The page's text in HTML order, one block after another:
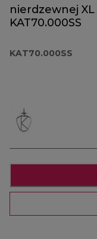
nierdzewnej XL
KAT70.000SS
KAT70.000SS